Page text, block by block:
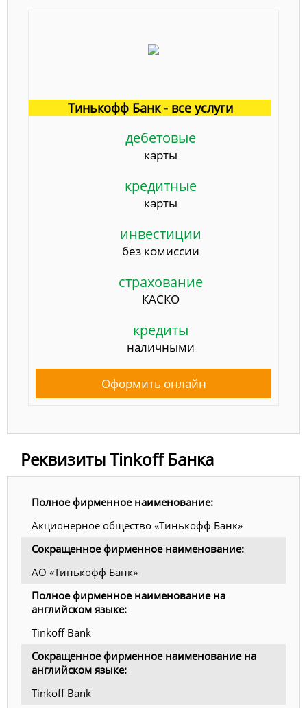
Тинькофф Банк - все услуги
дебетовые
карты
кредитные
карты
инвестиции
без комиссии
страхование
КАСКО
кредиты
наличными
Оформить онлайн
Реквизиты Tinkoff Банка
Полное фирменное наименование:
Акционерное общество «Тинькофф Банк»
Сокращенное фирменное наименование:
АО «Тинькофф Банк»
Полное фирменное наименование на
английском языке:
Tinkoff Bank
Сокращенное фирменное наименование на
английском языке:
Tinkoff Bank